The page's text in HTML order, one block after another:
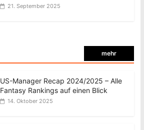
21. September 2025
mehr
US-Manager Recap 2024/2025 – Alle
Fantasy Rankings auf einen Blick
14. Oktober 2025